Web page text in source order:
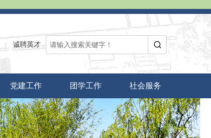
| 诚聘英才
党建工作 团学工作 社会服务